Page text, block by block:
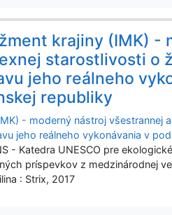
krajiny (IMK) -
starostlivosti o
jeho reálneho
republiky
- moderný nástroj všestrannej
jeho reálneho vykonávania v
- Katedra UNESCO pre
príspevkov z medzinárodnej
: Strix, 2017